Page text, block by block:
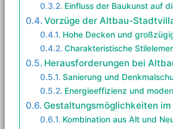
Einfluss der Baukunst auf
Vorzüge der Altbau-
Hohe Decken und
Charakteristische
Herausforderungen bei
Sanierung und
Energieeffizienz und
Gestaltungsmöglichkeiten im
Kombination aus Alt und